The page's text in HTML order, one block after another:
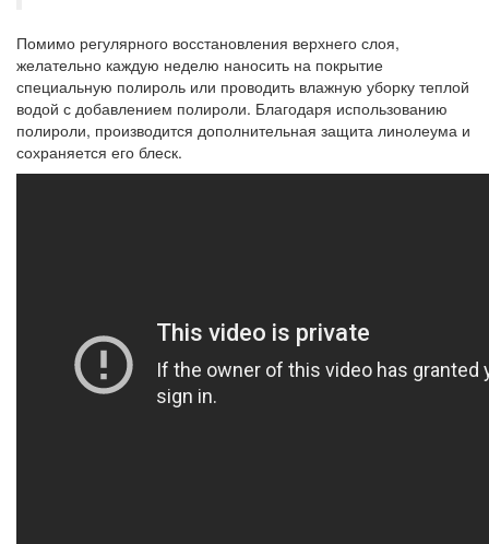
Помимо регулярного восстановления верхнего слоя,
желательно каждую неделю наносить на покрытие
специальную полироль или проводить влажную уборку теплой
водой с добавлением полироли. Благодаря использованию
полироли, производится дополнительная защита линолеума и
сохраняется его блеск.